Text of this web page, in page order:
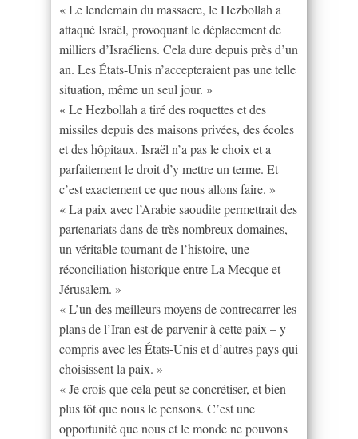
« Le lendemain du massacre, le Hezbollah a
attaqué Israël, provoquant le déplacement de
milliers d’Israéliens. Cela dure depuis près d’un
an. Les États-Unis n’accepteraient pas une telle
situation, même un seul jour. »
« Le Hezbollah a tiré des roquettes et des
missiles depuis des maisons privées, des écoles
et des hôpitaux. Israël n’a pas le choix et a
parfaitement le droit d’y mettre un terme. Et
c’est exactement ce que nous allons faire. »
« La paix avec l’Arabie saoudite permettrait des
partenariats dans de très nombreux domaines,
un véritable tournant de l’histoire, une
réconciliation historique entre La Mecque et
Jérusalem. »
« L’un des meilleurs moyens de contrecarrer les
plans de l’Iran est de parvenir à cette paix – y
compris avec les États-Unis et d’autres pays qui
choisissent la paix. »
« Je crois que cela peut se concrétiser, et bien
plus tôt que nous le pensons. C’est une
opportunité que nous et le monde ne pouvons